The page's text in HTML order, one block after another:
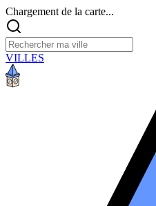
Chargement de la carte...
VILLES